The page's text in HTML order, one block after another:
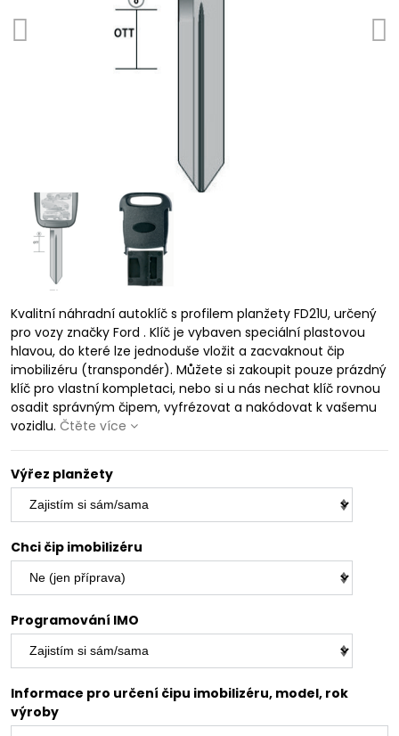
Kvalitní náhradní autoklíč s profilem planžety FD21U, určený
pro vozy značky Ford . Klíč je vybaven speciální plastovou
hlavou, do které lze jednoduše vložit a zacvaknout čip
imobilizéru (transpondér). Můžete si zakoupit pouze prázdný
klíč pro vlastní kompletaci, nebo si u nás nechat klíč rovnou
osadit správným čipem, vyfrézovat a nakódovat k vašemu
vozidlu. Čtěte více
Výřez planžety
Chci čip imobilizéru
Programování IMO
Informace pro určení čipu imobilizéru, model, rok
výroby